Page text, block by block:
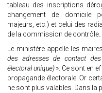
tableau des inscriptions
changement de domicile
majeurs, etc.) et celui des
de la commission de contrôle..
Le ministère appelle les
des adresses de contact
électoral unique) ». Ce sont en
propagande électorale. Or
ne sont plus valables. Dans la